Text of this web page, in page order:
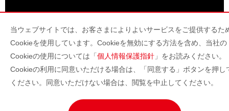
PCサイトヘ
当ウェブサイトでは、お客さまによりよいサービスをご提供するた
Cookieを使用しています。Cookieを無効にする方法を含め、当社の
Cookieの使用については「 個人情報保護指針 」をお読みください。
Cookieの利用に同意いただける場合は、「同意する」ボタンを押し
ください。同意いただけない場合は、閲覧を中止してください。